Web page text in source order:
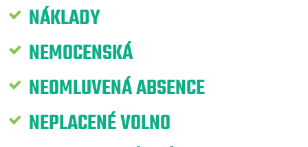
NÁKLADY
NEMOCENSKÁ
NEOMLUVENÁ ABSENCE
NEPLACENÉ VOLNO